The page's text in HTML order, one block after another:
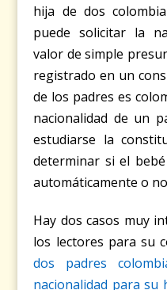
hija de dos
puede solicitar la
valor de simple
registrado en un
de los padres es
nacionalidad de un
estudiarse la
determinar si el
automáticamente o
Hay dos casos muy
los lectores para su
dos padres
nacionalidad para su